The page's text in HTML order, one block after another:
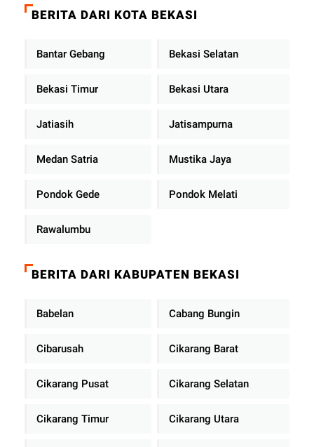
BERITA DARI KOTA BEKASI
Bantar Gebang Bekasi Selatan
Bekasi Timur Bekasi Utara
Jatiasih Jatisampurna
Medan Satria Mustika Jaya
Pondok Gede Pondok Melati
Rawalumbu
BERITA DARI KABUPATEN BEKASI
Babelan Cabang Bungin
Cibarusah Cikarang Barat
Cikarang Pusat Cikarang Selatan
Cikarang Timur Cikarang Utara